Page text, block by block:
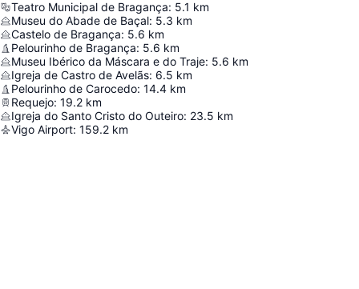
Teatro Municipal de Bragança: 5.1 km
Museu do Abade de Baçal: 5.3 km
Castelo de Bragança: 5.6 km
Pelourinho de Bragança: 5.6 km
Museu Ibérico da Máscara e do Traje: 5.6 km
Igreja de Castro de Avelãs: 6.5 km
Pelourinho de Carocedo: 14.4 km
Requejo: 19.2 km
Igreja do Santo Cristo do Outeiro: 23.5 km
Vigo Airport: 159.2 km